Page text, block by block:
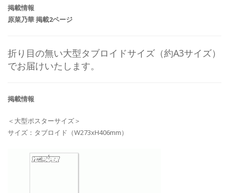
掲載情報
原菜乃華 掲載2ページ
折り目の無い大型タブロイドサイズ（約A3サイズ）
でお届けいたします。
掲載情報
＜大型ポスターサイズ＞
サイズ：タブロイド（W273xH406mm）